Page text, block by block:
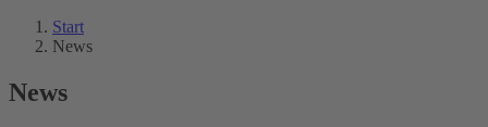
Start
News
News